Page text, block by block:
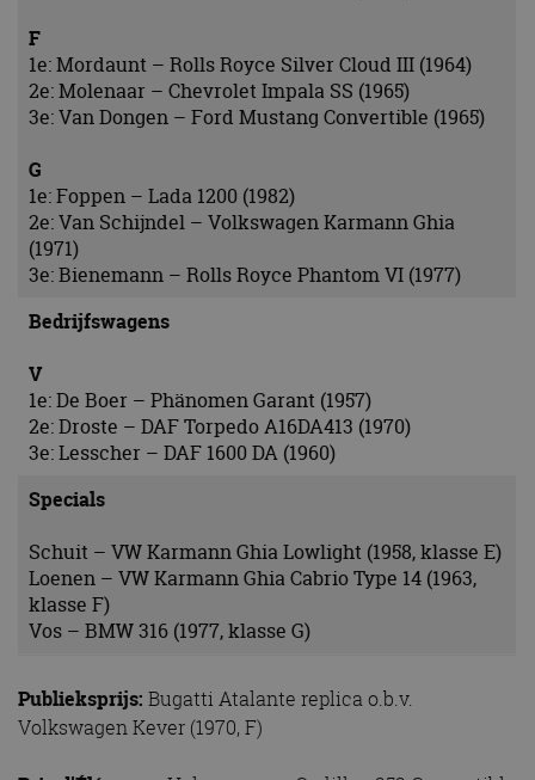
F
1e: Mordaunt – Rolls Royce Silver Cloud III (1964)
2e: Molenaar – Chevrolet Impala SS (1965)
3e: Van Dongen – Ford Mustang Convertible (1965)
G
1e: Foppen – Lada 1200 (1982)
2e: Van Schijndel – Volkswagen Karmann Ghia
(1971)
3e: Bienemann – Rolls Royce Phantom VI (1977)
Bedrijfswagens
V
1e: De Boer – Phänomen Garant (1957)
2e: Droste – DAF Torpedo A16DA413 (1970)
3e: Lesscher – DAF 1600 DA (1960)
Specials
Schuit – VW Karmann Ghia Lowlight (1958, klasse E)
Loenen – VW Karmann Ghia Cabrio Type 14 (1963,
klasse F)
Vos – BMW 316 (1977, klasse G)
Publieksprijs: Bugatti Atalante replica o.b.v.
Volkswagen Kever (1970, F)